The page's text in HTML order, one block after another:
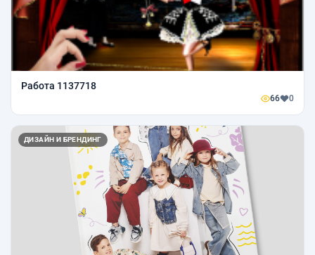
Работа 1137718
66 0
ДИЗАЙН И БРЕНДИНГ